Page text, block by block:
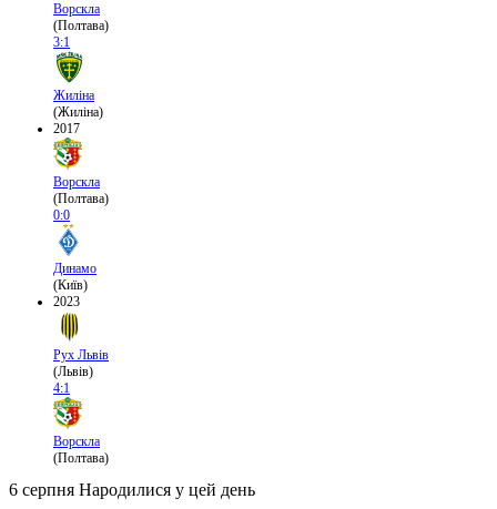
Ворскла
(Полтава)
3:1
Жиліна
(Жиліна)
2017
Ворскла
(Полтава)
0:0
Динамо
(Київ)
2023
Рух Львів
(Львів)
4:1
Ворскла
(Полтава)
6 серпня Народилися у цей день